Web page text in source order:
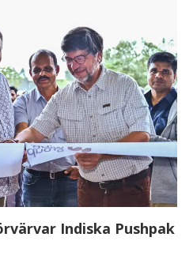
Indiska Pushpak